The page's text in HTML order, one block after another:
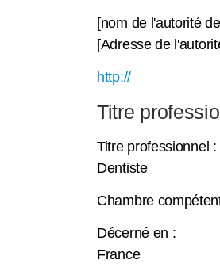
[nom de l'autorité
[Adresse de
http://
Titre
Titre professionnel :
Dentiste
Chambre
Décerné en :
France